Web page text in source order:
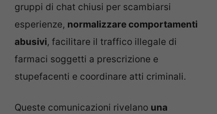
gruppi di chat chiusi per scambiarsi
esperienze, normalizzare comportamenti
abusivi, facilitare il traffico illegale di
farmaci soggetti a prescrizione e
stupefacenti e coordinare atti criminali.
Queste comunicazioni rivelano una